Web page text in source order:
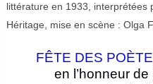
littérature en 1933, interprétées
Héritage, mise en scène : Olga
FÊTE DES POÈ
en l ’honneurde